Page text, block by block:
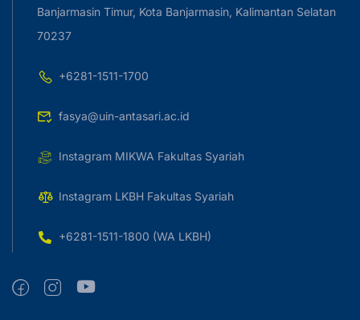
Banjarmasin Timur, Kota Banjarmasin, Kalimantan Selatan
70237
+6281-1511-1700
fasya@uin-antasari.ac.id
Instagram MIKWA Fakultas Syariah
Instagram LKBH Fakultas Syariah
+6281-1511-1800 (WA LKBH)